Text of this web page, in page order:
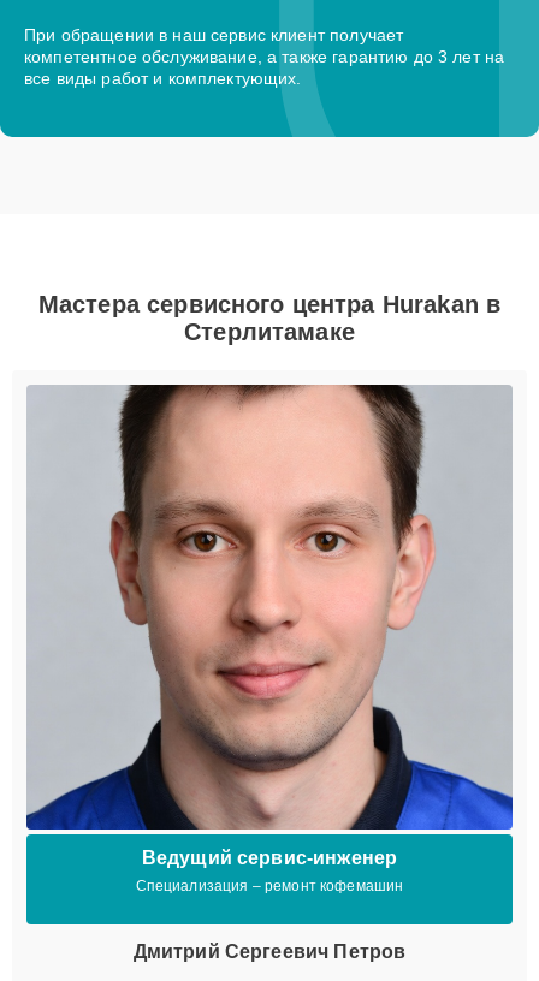
При обращении в наш сервис клиент получает
компетентное обслуживание, а также гарантию до 3 лет на
все виды работ и комплектующих.
Мастера сервисного центра Hurakan в
Стерлитамаке
Ведущий сервис-инженер
Специализация – ремонт кофемашин
Дмитрий Сергеевич Петров